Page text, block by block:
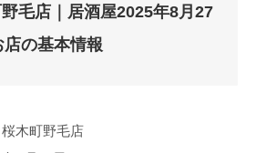
毛店｜居酒屋2025年8月27
店の基本情報
木町野毛店